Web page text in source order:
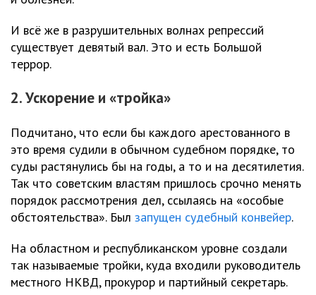
И всё же в разрушительных волнах репрессий
существует девятый вал. Это и есть Большой
террор.
2. Ускорение и «тройка»
Подчитано, что если бы каждого арестованного в
это время судили в обычном судебном порядке, то
суды растянулись бы на годы, а то и на десятилетия.
Так что советским властям пришлось срочно менять
порядок рассмотрения дел, ссылаясь на «особые
обстоятельства». Был запущен судебный конвейер.
На областном и республиканском уровне создали
так называемые тройки, куда входили руководитель
местного НКВД, прокурор и партийный секретарь.